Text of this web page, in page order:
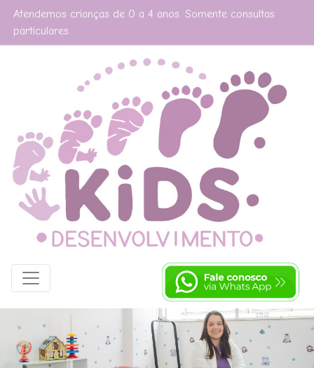
Atendemos crianças de 0 a 4 anos. Somente consultas
particulares.